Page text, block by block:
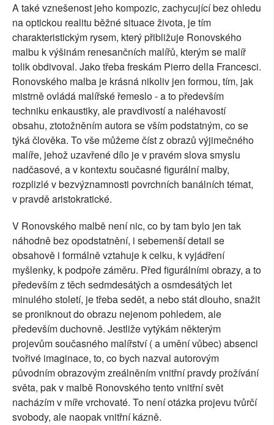
A také vznešenost jeho kompozic, zachycující bez ohledu
na optickou realitu běžné situace života, je tím
charakteristickým rysem, který přibližuje Ronovského
malbu k výšinám renesančních malířů, kterým se malíř
tolik obdivoval. Jako třeba freskám Pierro della Francesci.
Ronovského malba je krásná nikoliv jen formou, tím, jak
mistrně ovládá malířské řemeslo - a to především
techniku enkaustiky, ale pravdivostí a naléhavostí
obsahu, ztotožněním autora se vším podstatným, co se
týká člověka. To vše můžeme číst z obrazů výjimečného
malíře, jehož uzavřené dílo je v pravém slova smyslu
nadčasové, a v kontextu současné figurální malby,
rozplizlé v bezvýznamnosti povrchních banálních témat,
v pravdě aristokratické.
V Ronovského malbě není nic, co by tam bylo jen tak
náhodně bez opodstatnění, i sebemenší detail se
obsahově i formálně vztahuje k celku, k vyjádření
myšlenky, k podpoře záměru. Před figurálními obrazy, a to
především z těch sedmdesátých a osmdesátých let
minulého století, je třeba sedět, a nebo stát dlouho, snažit
se proniknout do obrazu nejenom pohledem, ale
především duchovně. Jestliže vytýkám některým
projevům současného malířství ( a umění vůbec) absenci
tvořivé imaginace, to, co bych nazval autorovým
původním obrazovým zreálněním vnitřní pravdy prožívání
světa, pak v malbě Ronovského tento vnitřní svět
nacházím v míře vrchovaté. To není otázka projevu tvůrčí
svobody, ale naopak vnitřní kázně.